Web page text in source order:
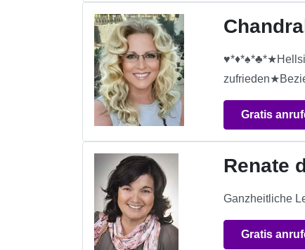
Gratis
Renate
Ganzheitliche
Gratis